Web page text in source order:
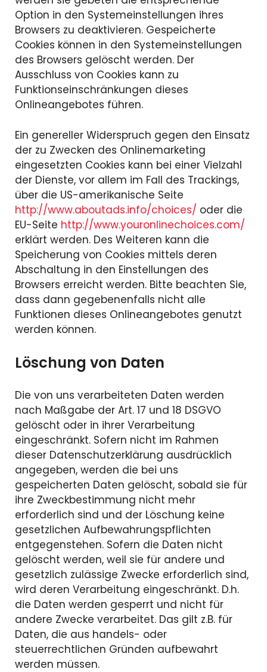
Option in den Systemeinstellungen ihres
Browsers zu deaktivieren. Gespeicherte
Cookies können in den Systemeinstellungen
des Browsers gelöscht werden. Der
Ausschluss von Cookies kann zu
Funktionseinschränkungen dieses
Onlineangebotes führen.
Ein genereller Widerspruch gegen den Einsatz
der zu Zwecken des Onlinemarketing
eingesetzten Cookies kann bei einer Vielzahl
der Dienste, vor allem im Fall des Trackings,
über die US-amerikanische Seite
http://www.aboutads.info/choices/ oder die
EU-Seite http://www.youronlinechoices.com/
erklärt werden. Des Weiteren kann die
Speicherung von Cookies mittels deren
Abschaltung in den Einstellungen des
Browsers erreicht werden. Bitte beachten Sie,
dass dann gegebenenfalls nicht alle
Funktionen dieses Onlineangebotes genutzt
werden können.
Löschung von Daten
Die von uns verarbeiteten Daten werden
nach Maßgabe der Art. 17 und 18 DSGVO
gelöscht oder in ihrer Verarbeitung
eingeschränkt. Sofern nicht im Rahmen
dieser Datenschutzerklärung ausdrücklich
angegeben, werden die bei uns
gespeicherten Daten gelöscht, sobald sie für
ihre Zweckbestimmung nicht mehr
erforderlich sind und der Löschung keine
gesetzlichen Aufbewahrungspflichten
entgegenstehen. Sofern die Daten nicht
gelöscht werden, weil sie für andere und
gesetzlich zulässige Zwecke erforderlich sind,
wird deren Verarbeitung eingeschränkt. D.h.
die Daten werden gesperrt und nicht für
andere Zwecke verarbeitet. Das gilt z.B. für
Daten, die aus handels- oder
steuerrechtlichen Gründen aufbewahrt
werden müssen.